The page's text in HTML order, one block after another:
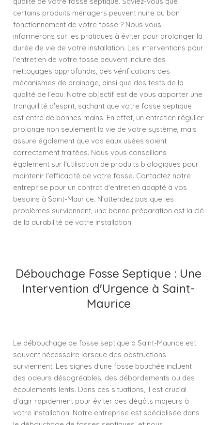
certains produits ménagers peuvent nuire au bon
fonctionnement de votre fosse ? Nous vous
informerons sur les pratiques à éviter pour prolonger la
durée de vie de votre installation. Les interventions pour
l'entretien de votre fosse peuvent inclure des
nettoyages approfondis, des vérifications des
mécanismes de drainage, ainsi que des tests de la
qualité de l'eau. Notre objectif est de vous apporter une
tranquillité d'esprit, sachant que votre fosse septique
est entre de bonnes mains. En effet, un entretien régulier
prolonge non seulement la vie de votre système, mais
assure également que vos eaux usées soient
correctement traitées. Nous vous conseillons
également sur l'utilisation de produits biologiques pour
maintenir l'efficacité de votre fosse. Contactez notre
entreprise pour un contrat d'entretien adapté à vos
besoins à Saint-Maurice. N'attendez pas que les
problèmes surviennent, une bonne préparation est la clé
de la durabilité de votre installation.
Débouchage Fosse Septique : Une
Intervention d'Urgence à Saint-
Maurice
Le débouchage de fosse septique à Saint-Maurice est
souvent nécessaire lorsque des obstructions
surviennent. Les signes d'une fosse bouchée incluent
des odeurs désagréables, des débordements ou des
écoulements lents. Dans ces situations, il est crucial
d'agir rapidement pour éviter des dégâts majeurs à
votre installation. Notre entreprise est spécialisée dans